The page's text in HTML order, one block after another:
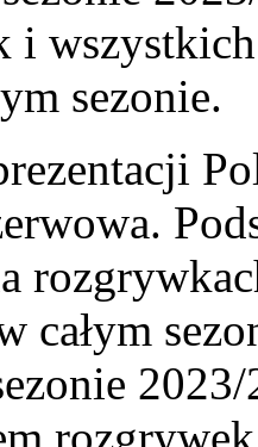
i
sezonie.
całym